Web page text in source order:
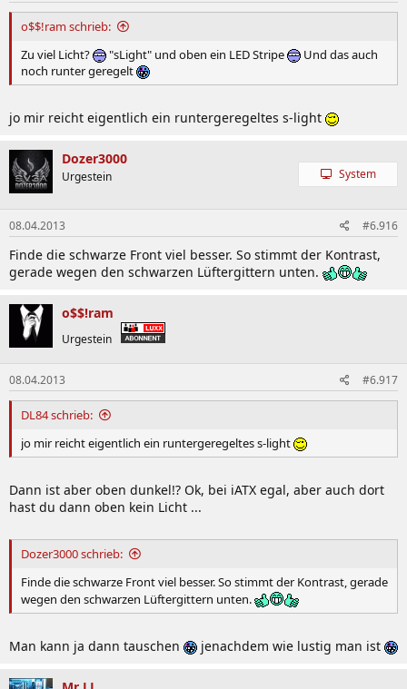
o$$!ram schrieb:
Zu viel Licht?
"sLight" und oben ein LED Stripe
Und das auch
noch runter geregelt
jo mir reicht eigentlich ein runtergeregeltes s-light
Dozer3000
Urgestein System
08.04.2013 #6.916
Finde die schwarze Front viel besser. So stimmt der Kontrast,
gerade wegen den schwarzen Lüftergittern unten.
o$$!ram
Urgestein
08.04.2013 #6.917
DL84 schrieb:
jo mir reicht eigentlich ein runtergeregeltes s-light
Dann ist aber oben dunkel!? Ok, bei iATX egal, aber auch dort
hast du dann oben kein Licht ...
Dozer3000 schrieb:
Finde die schwarze Front viel besser. So stimmt der Kontrast, gerade
wegen den schwarzen Lüftergittern unten.
Man kann ja dann tauschen jenachdem wie lustig man ist